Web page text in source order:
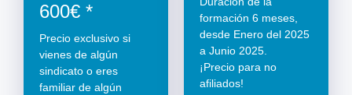
600€ *
Precio exclusivo si
vienes de algún
sindicato o eres
familiar de algún
formación 6 meses,
desde Enero del 2025
a Junio 2025.
¡Precio para no
afiliados!